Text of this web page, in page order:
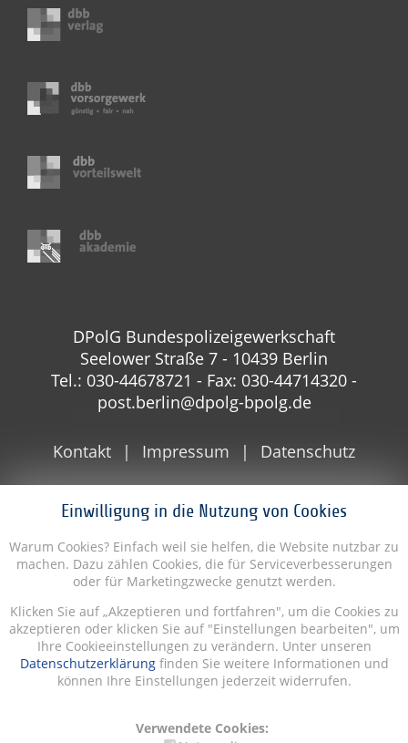
Einwilligung in die Nutzung von Cookies
Warum Cookies? Einfach weil sie helfen, die Website nutzbar zu
machen. Dazu zählen Cookies, die für Serviceverbesserungen
oder für Marketingzwecke genutzt werden.
Klicken Sie auf „Akzeptieren und fortfahren", um die Cookies zu
akzeptieren oder klicken Sie auf "Einstellungen bearbeiten", um
Ihre Cookieeinstellungen zu verändern. Unter unseren
Datenschutzerklärungfinden Sie weitere Informationen und
können Ihre Einstellungen jederzeit widerrufen.
Verwendete Cookies:
DPolG Bundespolizeigewerkschaft
Seelower Straße 7 - 10439 Berlin
Tel.: 030-44678721 - Fax: 030-44714320 -
post.berlin@dpolg-bpolg.de
Kontakt Impressum Datenschutz